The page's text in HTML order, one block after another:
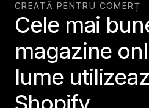
CREATĂ PENTRU COMERȚ
Cele mai
magazine
lume